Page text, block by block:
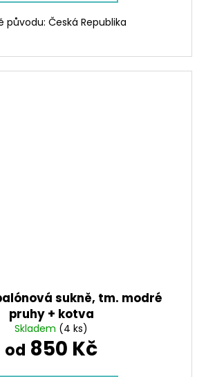
původu: Česká Republika
sukně, tm. modré
pruhy + kotva
Skladem (4 ks)
od 850 Kč